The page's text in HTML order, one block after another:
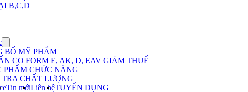
B,C,D
submenu
for
Dịch
vụ
khác
BỐ MỸ PHẨM
CO FORM E, AK, D, EAV GIẢM THUẾ
PHẨM CHỨC NĂNG
CHẤT LƯỢNG
Tin mớiLiên hệTUYỂN DỤNG